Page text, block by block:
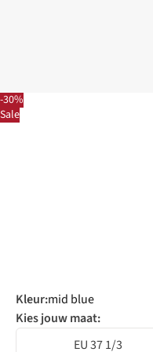
-30%
Sale
Kleur:mid blue
Kies jouw maat:
EU 37 1/3